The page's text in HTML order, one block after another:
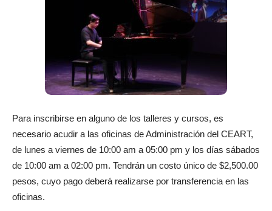
Para inscribirse en alguno de los talleres y cursos, es
necesario acudir a las oficinas de Administración del CEART,
de lunes a viernes de 10:00 am a 05:00 pm y los días sábados
de 10:00 am a 02:00 pm. Tendrán un costo único de $2,500.00
pesos, cuyo pago deberá realizarse por transferencia en las
oficinas.